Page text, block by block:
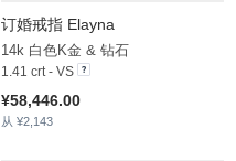
订婚戒指 Elayna
14k 白色K金 & 钻石
1.41 crt - VS
¥58,446.00
从 ¥2,143